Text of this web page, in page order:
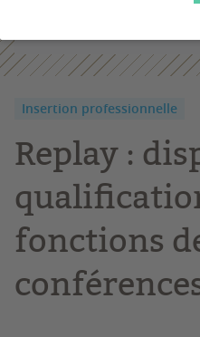
Insertion professionnelle
Replay :
fonctions